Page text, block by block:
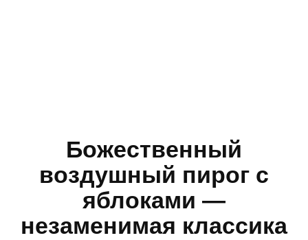
Божественный
воздушный пирог с
яблоками —
незаменимая классика